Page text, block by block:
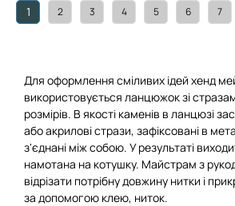
1 2 3 4 5 6 7
Для оформлення сміливих ідей хенд
використовується ланцюжок зі
розмірів. В якості каменів в ланцюзі
або акрилові стрази, зафіксовані в
з'єднані між собою. У результаті
намотана на котушку. Майстрам з
відрізати потрібну довжину нитки і
за допомогою клею, ниток.